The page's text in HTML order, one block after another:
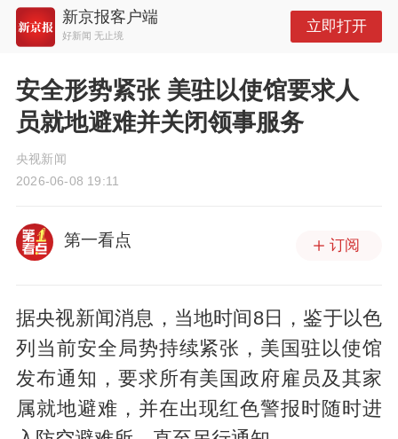
新京报客户端
好新闻 无止境
立即打开
安全形势紧张 美驻以使馆要求人
员就地避难并关闭领事服务
央视新闻
2026-06-08 19:11
第一看点 订阅
据央视新闻消息，当地时间8日，鉴于以色
列当前安全局势持续紧张，美国驻以使馆
发布通知，要求所有美国政府雇员及其家
属就地避难，并在出现红色警报时随时进